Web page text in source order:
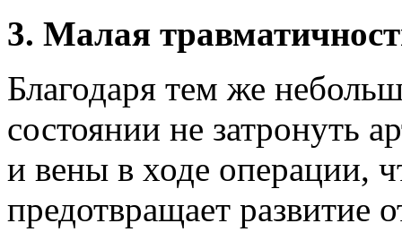
3. Малая
Благодаря тем же
состоянии не затронуть
и вены в ходе операции,
предотвращает развитие